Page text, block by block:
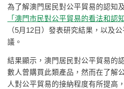
為了解澳門居民對公平貿易的認知
「澳門市民對公平貿易的看法和認
（5月12日）發表研究結果，以及
議。
結果顯示，澳門居民對公平貿易的
數人曾購買此類產品，然而在了解
人對公平貿易的接納程度有所提高